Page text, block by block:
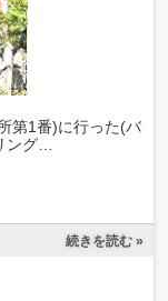
第1番)に行った(バ
ング…
続きを読む »